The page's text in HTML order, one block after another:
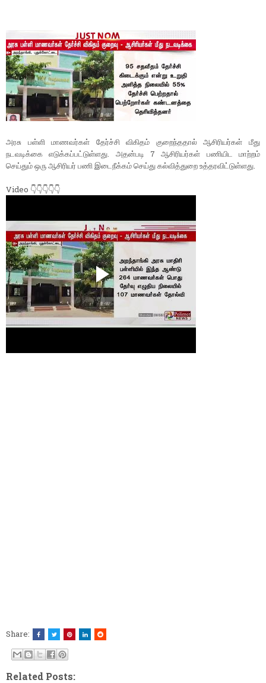
அரசு பள்ளி மாணவர்கள் தேர்ச்சி விகிதம் குறைந்ததால் ஆசிரியர்கள் மீது
நடவடிக்கை எடுக்கப்பட்டுள்ளது. அதன்படி 7 ஆசிரியர்கள் பணியிட மாற்றம்
செய்தும் ஒரு ஆசிரியர் பணி இடைநீக்கம் செய்து கல்வித்துறை உத்தரவிட்டுள்ளது.
Video 👇👇👇👇👇
Share:
Related Posts: